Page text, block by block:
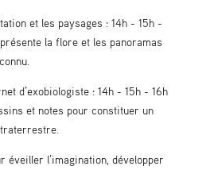
et les paysages : 14h - 15h -
la flore et les panoramas
d’exobiologiste : 14h - 15h - 16h
et notes pour constituer un
l’imagination, développer